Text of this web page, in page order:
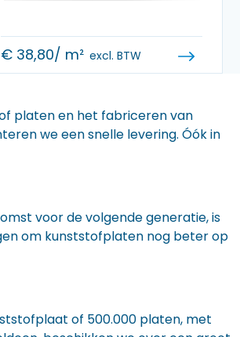
€ 38,80/ m² excl. BTW
platen en het fabriceren van
we een snelle levering. Óók in
voor de volgende generatie, is
om kunststofplaten nog beter op
of 500.000 platen, met